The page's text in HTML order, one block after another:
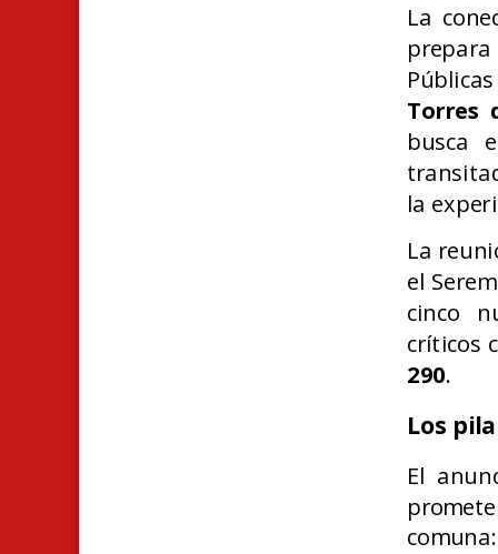
La
Torres
busca
la
La
el
cinco
críticos
290.
Los
El
comuna: